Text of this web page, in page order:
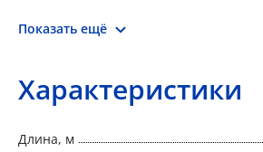
Показать ещё
Характеристики
Длина, м